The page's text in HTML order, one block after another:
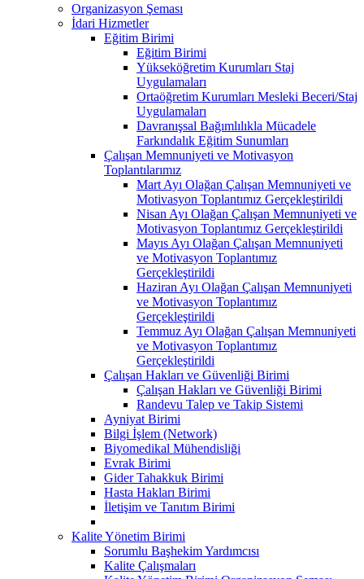
Organizasyon Şeması
İdari Hizmetler
Eğitim Birimi
Eğitim Birimi
Yükseköğretim Kurumları Staj
Uygulamaları
Ortaöğretim Kurumları Mesleki Beceri/Staj
Uygulamaları
Davranışsal Bağımlılıkla Mücadele
Farkındalık Eğitim Sunumları
Çalışan Memnuniyeti ve Motivasyon
Toplantılarımız
Mart Ayı Olağan Çalışan Memnuniyeti ve
Motivasyon Toplantımız Gerçekleştirildi
Nisan Ayı Olağan Çalışan Memnuniyeti ve
Motivasyon Toplantımız Gerçekleştirildi
Mayıs Ayı Olağan Çalışan Memnuniyeti
ve Motivasyon Toplantımız
Gerçekleştirildi
Haziran Ayı Olağan Çalışan Memnuniyeti
ve Motivasyon Toplantımız
Gerçekleştirildi
Temmuz Ayı Olağan Çalışan Memnuniyeti
ve Motivasyon Toplantımız
Gerçekleştirildi
Çalışan Hakları ve Güvenliği Birimi
Çalışan Hakları ve Güvenliği Birimi
Randevu Talep ve Takip Sistemi
Ayniyat Birimi
Bilgi İşlem (Network)
Biyomedikal Mühendisliği
Evrak Birimi
Gider Tahakkuk Birimi
Hasta Hakları Birimi
İletişim ve Tanıtım Birimi
Kalite Yönetim Birimi
Sorumlu Başhekim Yardımcısı
Kalite Çalışmaları